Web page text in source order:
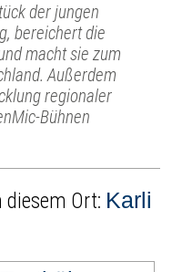
der jungen
bereichert die
macht sie zum
Außerdem
regionaler
Bühnen
diesem Ort: Karli